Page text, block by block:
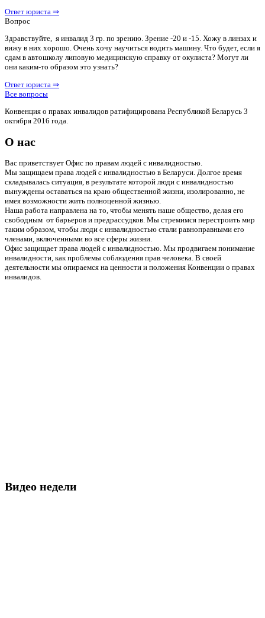
Ответ юриста ⇒
Вопрос
Здравствуйте, я инвалид 3 гр. по зрению. Зрение -20 и -15. Хожу в линзах и
вижу в них хорошо. Очень хочу научиться водить машину. Что будет, если я
сдам в автошколу липовую медицинскую справку от окулиста? Могут ли
они каким-то образом это узнать?
Ответ юриста ⇒
Все вопросы
Конвенция о правах инвалидов ратифицирована Республикой Беларусь 3
октября 2016 года.
О нас
Вас приветствует Офис по правам людей с инвалидностью.
Мы защищаем права людей с инвалидностью в Беларуси. Долгое время
складывалась ситуация, в результате которой люди с инвалидностью
вынуждены оставаться на краю общественной жизни, изолированно, не
имея возможности жить полноценной жизнью.
Наша работа направлена на то, чтобы менять наше общество, делая его
свободным от барьеров и предрассудков. Мы стремимся перестроить мир
таким образом, чтобы люди с инвалидностью стали равноправными его
членами, включенными во все сферы жизни.
Офис защищает права людей с инвалидностью. Мы продвигаем понимание
инвалидности, как проблемы соблюдения прав человека. В своей
деятельности мы опираемся на ценности и положения Конвенции о правах
инвалидов.
Видео недели